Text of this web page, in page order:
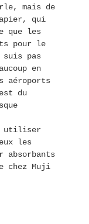
mais de
qui
que les
pour le
suis pas
en
aéroports
du
utiliser
les
absorbants
chez Muji